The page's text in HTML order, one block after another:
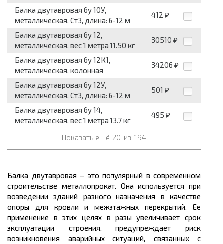
Балка двутавровая бу 10У,
металлическая, Ст3, длина: 6-12 м
412 ₽
Балка двутавровая бу 12,
металлическая, вес 1 метра 11.50 кг
30510 ₽
Балка двутавровая бу 12К1,
металлическая, колонная
34206 ₽
Балка двутавровая бу 12У,
металлическая, Ст3, длина: 6-12 м
501 ₽
Балка двутавровая бу 14,
металлическая, вес 1 метра 13.7 кг
495 ₽
Показать ещё 20 из 194
Балка двутавровая – это популярный в современном
строительстве металлопрокат. Она используется при
возведении зданий разного назначения в качестве
опоры для кровли и межэтажных перекрытий. Ее
применение в этих целях в разы увеличивает срок
эксплуатации строения, предупреждает риск
возникновения аварийных ситуаций, связанных с